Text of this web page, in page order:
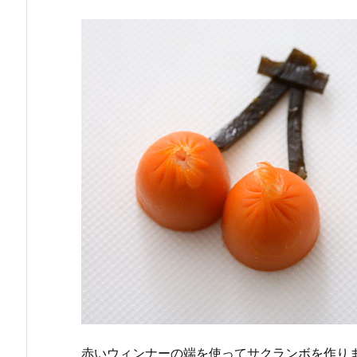
赤いウィンナーの端を使ってサクランボを作り